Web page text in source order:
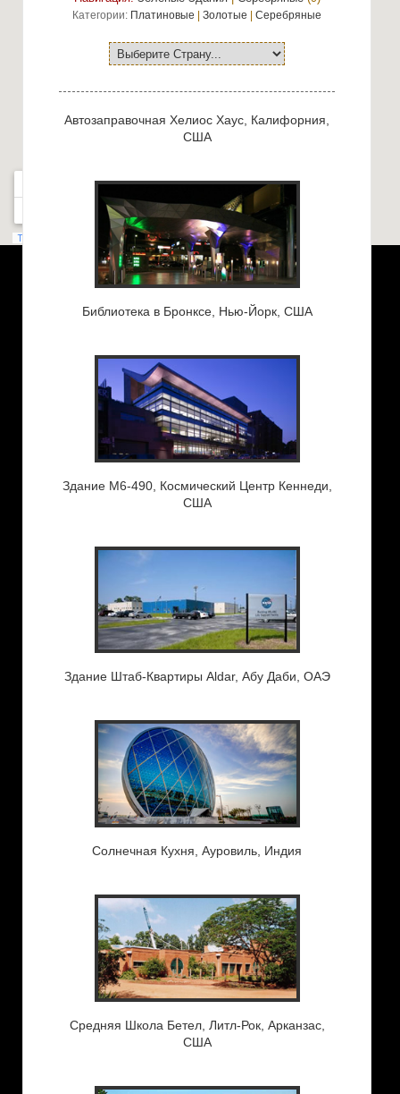
Категории: Платиновые |Золотые |Серебряные
Автозаправочная Хелиос Хаус, Калифорния,
США
Библиотека в Бронксе, Нью-Йорк, США
Здание M6-490, Космический Центр Кеннеди,
США
Здание Штаб-Квартиры Aldar, Абу Даби, ОАЭ
Солнечная Кухня, Ауровиль, Индия
Средняя Школа Бетел, Литл-Рок, Арканзас,
США